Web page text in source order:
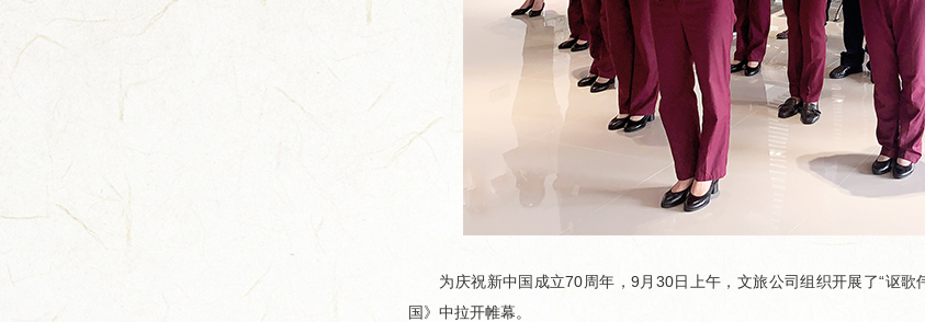
为庆祝新中国成立70周年，9月30日上午，文旅公司组织开展了“讴歌
国》中拉开帷幕。